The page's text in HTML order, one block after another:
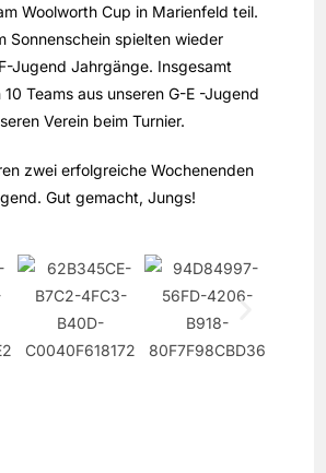
Woolworth Cup in Marienfeld teil.
Sonnenschein spielten wieder
Jugend Jahrgänge. Insgesamt
Teams aus unseren G-E -Jugend
Verein beim Turnier.
zwei erfolgreiche Wochenenden
Gut gemacht, Jungs!